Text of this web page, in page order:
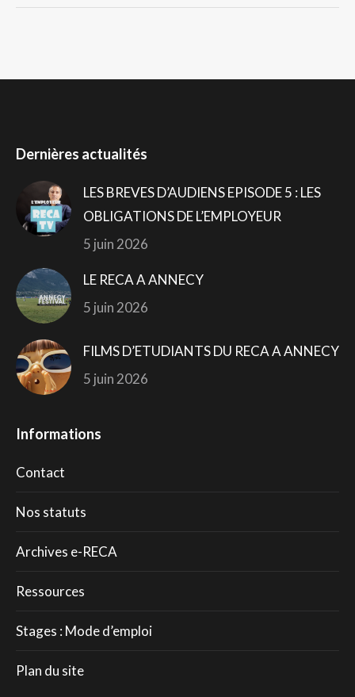
Dernières actualités
LES BREVES D’AUDIENS EPISODE 5 : LES
OBLIGATIONS DE L’EMPLOYEUR
5 juin 2026
LE RECA A ANNECY
5 juin 2026
FILMS D’ETUDIANTS DU RECA A ANNECY
5 juin 2026
Informations
Contact
Nos statuts
Archives e-RECA
Ressources
Stages : Mode d’emploi
Plan du site